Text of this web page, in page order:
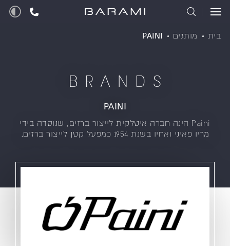
BRANDS
PAINI
Paini הינה חברה איטלקית לייצור ברזים, שנוסדה בידי
מריו פאיני ואחיו בשנת 1954 כמפעל קטן לייצור ברזים.
בית מותגים PAINI